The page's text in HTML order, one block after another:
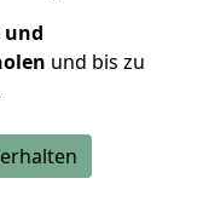
und
und bis zu